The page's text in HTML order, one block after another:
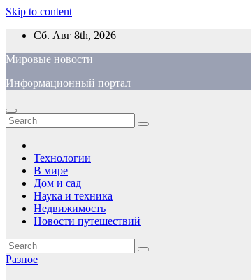
Skip to content
Сб. Авг 8th, 2026
Мировые новости
Информационный портал
Технологии
В мире
Дом и сад
Наука и техника
Недвижимость
Новости путешествий
Разное